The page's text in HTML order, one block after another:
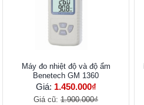
Máy đo nhiệt độ và độ ẩm
Benetech GM 1360
Giá: 1.450.000₫
Giá cũ: 1.900.000₫